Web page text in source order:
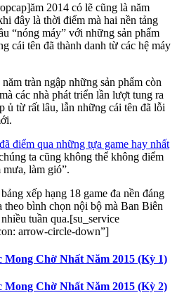
2014 có lẽ cũng là năm
đây là thời điểm mà hai nền tảng
“nóng máy” với những sản phẩm
cái tên đã thành danh từ các hệ máy
tràn ngập những sản phẩm còn
các nhà phát triển lần lượt tung ra
ủ từ rất lâu, lẫn những cái tên đã lỗi
điểm qua những tựa game hay nhất
ta cũng không thể không điểm
mưa, làm gió”.
xếp hạng 18 game đa nền đáng
theo bình chọn nội bộ mà Ban Biên
tuần qua.[su_service
arrow-circle-down”]
Chờ Nhất Năm 2015 (Kỳ 1)
Chờ Nhất Năm 2015 (Kỳ 2)